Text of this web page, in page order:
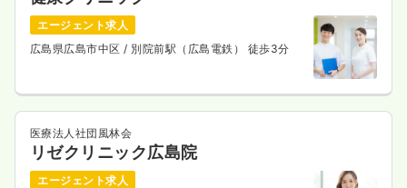
エージェント求人
広島県広島市中区 / 別院前駅（広島電鉄） 徒歩3分
医療法人社団風林会
リゼクリニック広島院
エージェント求人